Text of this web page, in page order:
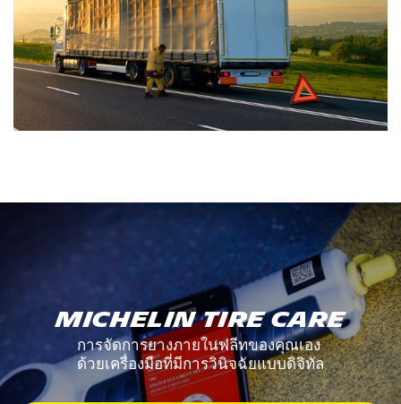
MICHELIN TIRE CARE
การจัดการยางภายในฟลีทของคุณเอง
ด้วยเครื่องมือที่มีการวินิจฉัยแบบดิจิทัล